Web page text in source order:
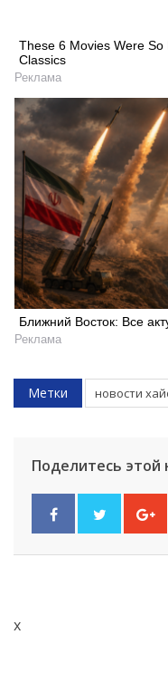
These 6 Movies Were
Classics
Реклама
Ближний Восток: Все
Реклама
Метки новости
Поделитесь этой
x